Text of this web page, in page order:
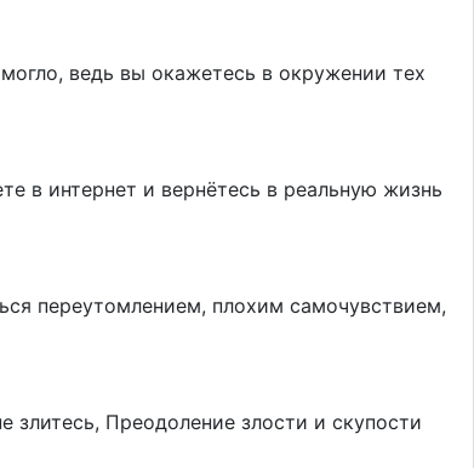
ведь вы окажетесь в окружении тех
в интернет и вернётесь в реальную жизнь
переутомлением, плохим самочувствием,
злитесь, Преодоление злости и скупости